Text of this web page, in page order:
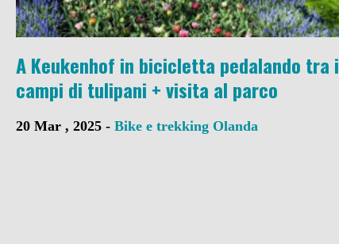
A Keukenhof in bicicletta pedalando tra i
campi di tulipani + visita al parco
20 Mar , 2025 -Bike e trekking Olanda